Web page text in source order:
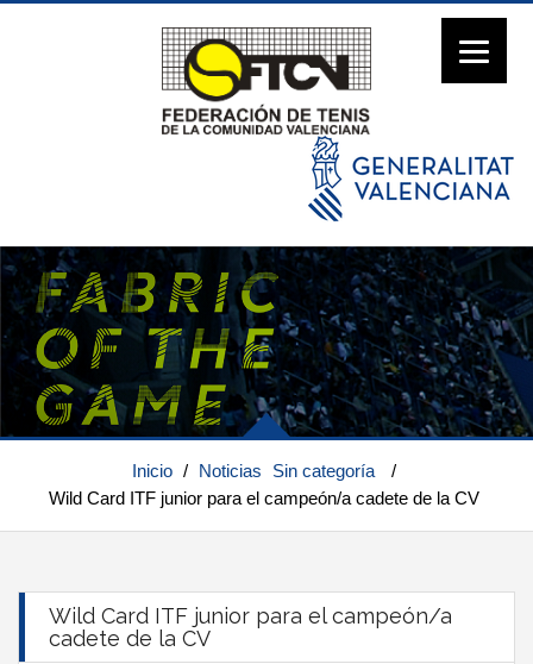
Inicio / Noticias Sin categoría
/
Wild Card ITF junior para el campeón/a cadete de la CV
Wild Card ITF junior para el campeón/a
cadete de la CV